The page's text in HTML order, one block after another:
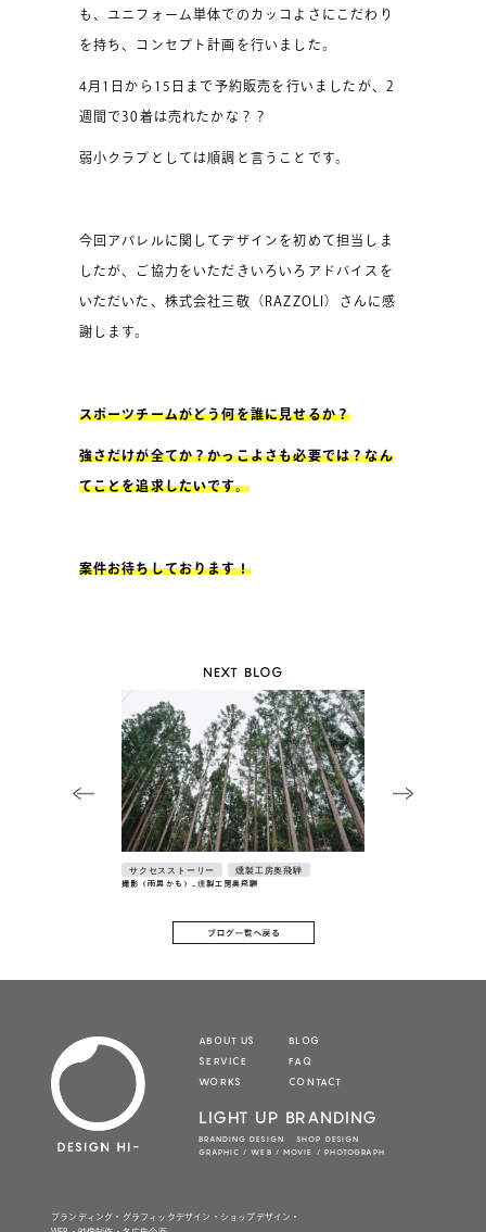
も、ユニフォーム単体でのカッコよさにこだわり
を持ち、コンセプト計画を行いました。
4月1日から15日まで予約販売を行いましたが、2
週間で30着は売れたかな？？
弱小クラブとしては順調と言うことです。
今回アパレルに関してデザインを初めて担当しま
したが、ご協力をいただきいろいろアドバイスを
いただいた、株式会社三敬（RAZZOLI）さんに感
謝します。
スポーツチームがどう何を誰に見せるか？
強さだけが全てか？かっこよさも必要では？なん
てことを追求したいです。
案件お待ちしております！
NEXT BLOG
サクセスストーリー
燻製工房奥飛騨
撮影（雨男かも）_燻製工房奥飛騨
ABOUT US
SERVICE
WORKS
BLOG
FAQ
CONTACT
LIGHT UP BRANDING
BRANDING DESIGN SHOP DESIGN
GRAPHIC / WEB / MOVIE / PHOTOGRAPH
ブランディング・グラフィックデザイン・ショップデザイン・